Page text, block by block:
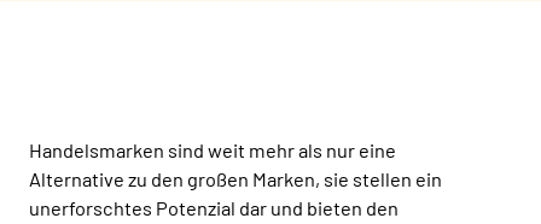
Handelsmarken sind weit mehr als nur eine
Alternative zu den großen Marken, sie stellen ein
unerforschtes Potenzial dar und bieten den